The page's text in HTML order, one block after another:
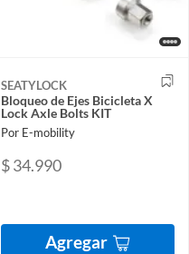
SEATYLOCK
Bloqueo de Ejes Bicicleta X
Lock Axle Bolts KIT
Por E-mobility
$ 34.990
Agregar